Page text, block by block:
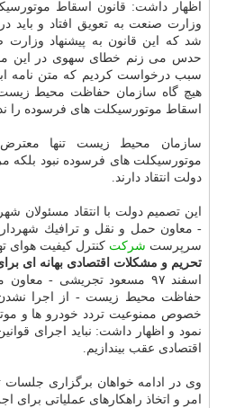
اظهار داشت: قانون اسقاط
وزارت صنعت به تعویق افتاد و باید
شد كه این قانون به پیشنهاد وزارت
حدس می زنم خطای سهوی در این
سبب درخواست كردیم كه متن نامه
هیچ گاه سازمان حفاظت محیط زیست
اسقاط موتورسیكلت های فرسوده را
سازمان محیط زیست تنها
موتورسیكلت های فرسوده نبود بلكه
دولت انتقاد دارند.
این تصمیم دولت با انتقاد مسئولان
- معاون حمل و نقل و ترافیك
سرپرست شركت كنترل كیفیت هوای
تحریم و مشكلات اقتصادی بهانه ای
اسفند ۹۷ مسعود تجریشی -
خصوص ممنوعیت تردد خودرو ها و
نمود و اظهار داشت: نباید اجرای
اقتصادی عقب بیندازیم.
وی در ادامه خواهان برگزاری
امر و اتخاذ راهكارهای عملیاتی برای